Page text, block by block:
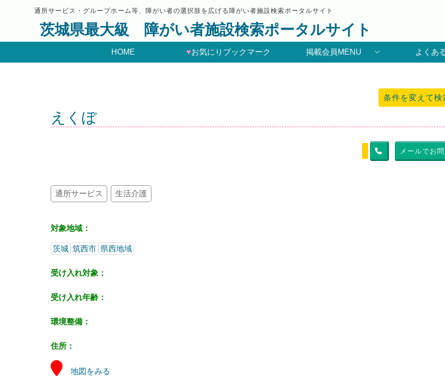
通所サービス・グループホーム等、障がい者の選択肢を広げる障がい者施設検索ポータルサイト
茨城県最大級 障がい者施設検索ポータルサイト
HOME ♥お気にりブックマーク 掲載会員MENU よくあ
条件を変えて検
えくぼ
メールでお
通所サービス 生活介護
対象地域：
茨城 筑西市 県西地域
受け入れ対象：
受け入れ年齢：
環境整備：
住所：
地図をみる